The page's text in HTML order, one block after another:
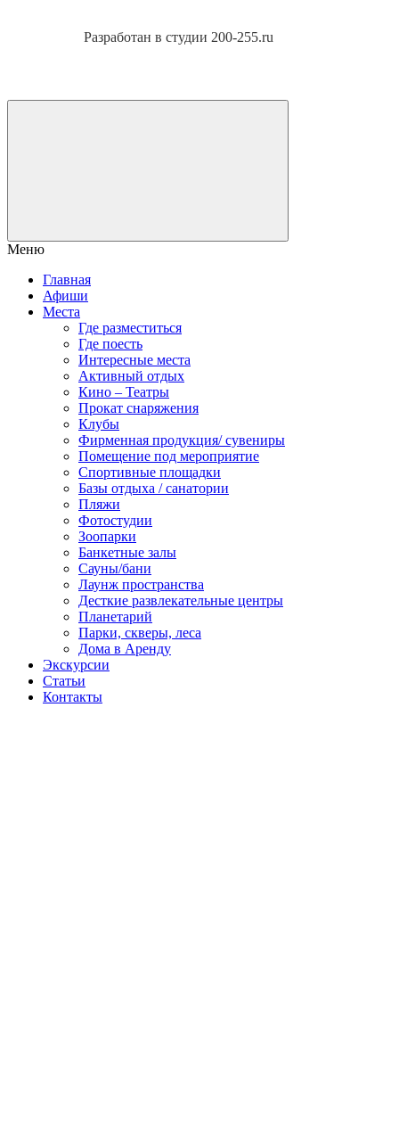
Разработан в студии 200-255.ru
Меню
Главная
Афиши
Места
Где разместиться
Где поесть
Интересные места
Активный отдых
Кино – Театры
Прокат снаряжения
Клубы
Фирменная продукция/ сувениры
Помещение под мероприятие
Спортивные площадки
Базы отдыха / санатории
Пляжи
Фотостудии
Зоопарки
Банкетные залы
Сауны/бани
Лаунж пространства
Десткие развлекательные центры
Планетарий
Парки, скверы, леса
Дома в Аренду
Экскурсии
Статьи
Контакты